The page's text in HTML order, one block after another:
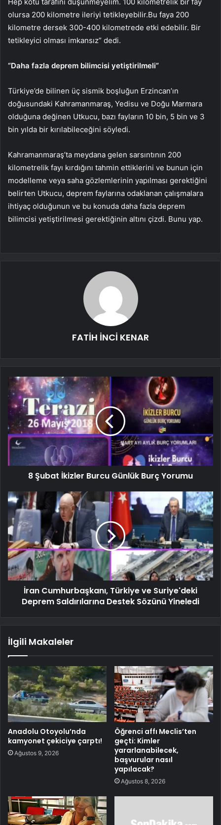
olursa 200 kilometre ileriyi tetikleyebilir.Bu faya 200
kilometre dersek 300-400 kilometrede etki edebilir. Bir
tetikleyici olması imkansız” dedi.
“Daha fazla deprem bilimcisi yetiştirilmeli”
Türkiye’de bilinen üç sismik boşluğun Erzincan’ın
doğusundaki Kahramanmaraş, Yedisu ve Doğu Marmara
olduğuna değinen Utkucu, bazı fayların 10 bin, 5 bin ve 3
bin yılda bir kırılabileceğini söyledi.
Kahramanmaraş’ta meydana gelen sarsıntının 200
kilometrelik fayı kırdığını tahmin ettiklerini ve bunun için
modelleme veya saha gözlemlerinin yapılması gerektiğini
belirten Utkucu, deprem faylarına odaklanan çalışmalara
ihtiyaç olduğunun ve bu konuda daha fazla deprem
bilimcisi yetiştirilmesi gerektiğinin altını çizdi. Bunu yap.
FATİH İNCİ KENAR
8 Şubat İkizler Burcu Günlük Burç Yorumu
İran Cumhurbaşkanı, Türkiye ve Suriye'deki
Deprem Saldırılarına Destek Sözünü Yineledi
İlgili Makaleler
Anadolu Otoyolu’nda
kamyonet çekiciye çarptı!
Ağustos 9, 2026
Öğrenci affı Meclis’ten
geçti: Kimler
yararlanabilecek,
başvurular nasıl
yapılacak?
Ağustos 8, 2026